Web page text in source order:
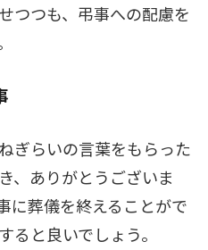
つつも、弔事への配慮を
ぎらいの言葉をもらった
、ありがとうございま
に葬儀を終えることがで
ると良いでしょう。